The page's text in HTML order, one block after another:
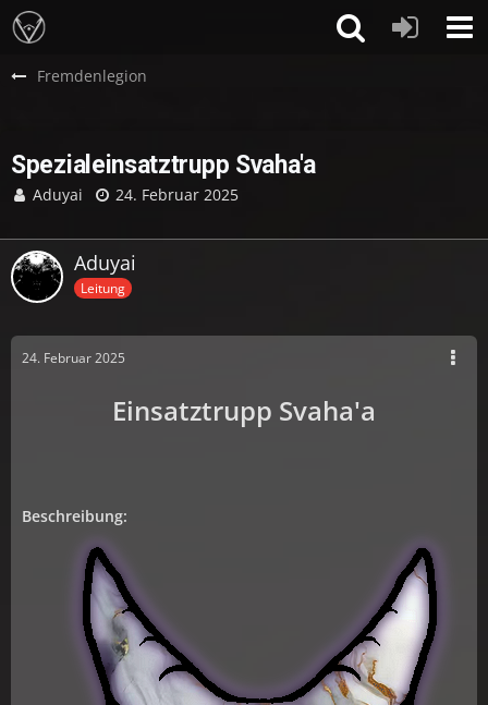
Fremdenlegion
Spezialeinsatztrupp Svaha'a
Aduyai 24. Februar 2025
Aduyai
Leitung
24. Februar 2025
Einsatztrupp Svaha'a
Beschreibung: